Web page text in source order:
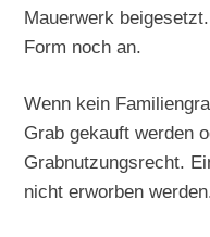
Mauerwerk
Form noch an.
Wenn kein
Grab gekauft werden
Grabnutzungsrecht.
nicht erworben